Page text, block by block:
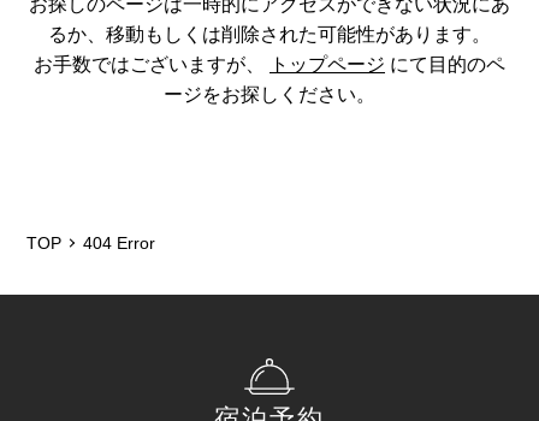
るか、移動もしくは削除された可能性があります。
お手数ではございますが、
トップページ にて目的のペ
ージをお探しください。
TOP 404 Error